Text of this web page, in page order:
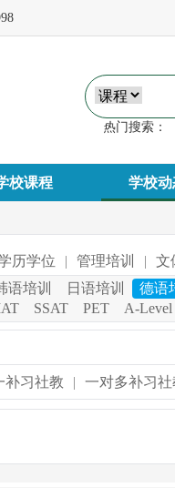
热门搜索：
校课程 学校动
历学位 | 管理培训 | 文
语培训 日语培训 德语
SSAT PET A-Level
补习社教 | 一对多补习社